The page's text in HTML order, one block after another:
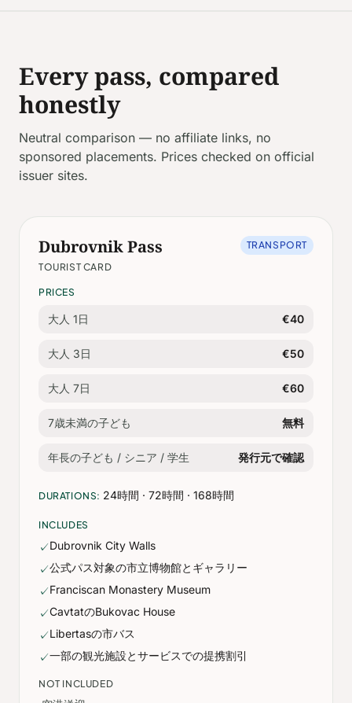
Every pass, compared
honestly
Neutral comparison — no affiliate links, no
sponsored placements. Prices checked on official
issuer sites.
Dubrovnik Pass
TOURIST CARD
TRANSPORT
PRICES
大人 1日 €40
大人 3日 €50
大人 7日 €60
7歳未満の子ども 無料
年長の子ども / シニア / 学生 発行元で確認
DURATIONS: 24時間 · 72時間 · 168時間
INCLUDES
✓Dubrovnik City Walls
✓公式パス対象の市立博物館とギャラリー
✓Franciscan Monastery Museum
✓CavtatのBukovac House
✓Libertasの市バス
✓一部の観光施設とサービスでの提携割引
NOT INCLUDED